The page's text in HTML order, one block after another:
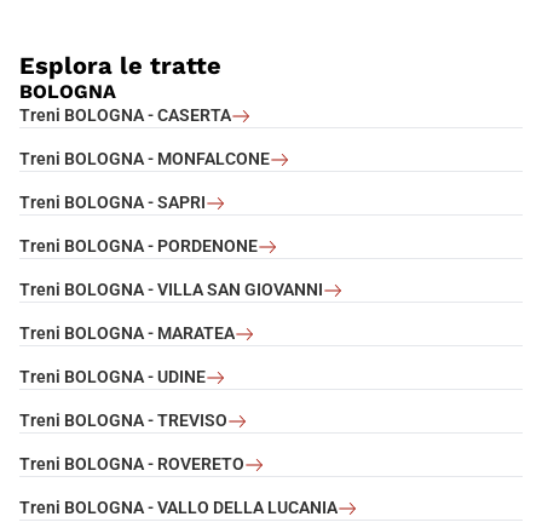
Esplora le tratte
BOLOGNA
Treni BOLOGNA - CASERTA
Treni BOLOGNA - MONFALCONE
Treni BOLOGNA - SAPRI
Treni BOLOGNA - PORDENONE
Treni BOLOGNA - VILLA SAN GIOVANNI
Treni BOLOGNA - MARATEA
Treni BOLOGNA - UDINE
Treni BOLOGNA - TREVISO
Treni BOLOGNA - ROVERETO
Treni BOLOGNA - VALLO DELLA LUCANIA